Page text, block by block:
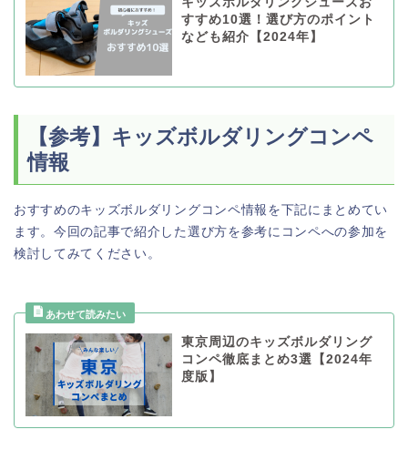
すすめ10選！選び方のポイント
なども紹介【2024年】
【参考】キッズボルダリングコンペ
情報
おすすめのキッズボルダリングコンペ情報を下記にまとめてい
ます。今回の記事で紹介した選び方を参考にコンペへの参加を
検討してみてください。
東京周辺のキッズボルダリング
コンペ徹底まとめ3選【2024年
度版】